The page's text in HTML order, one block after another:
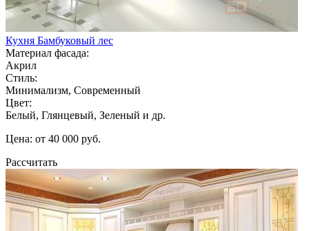
Кухня Бамбуковый лес
Материал фасада:
Акрил
Стиль:
Минимализм, Современный
Цвет:
Белый, Глянцевый, Зеленый и др.
Цена: от 40 000 руб.
Рассчитать